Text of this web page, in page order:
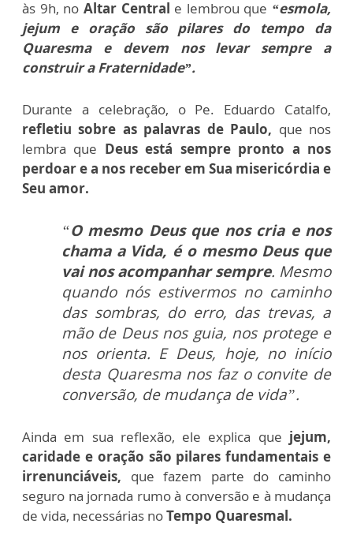
às 9h, no Altar Central e lembrou que “esmola,
jejum e oração são pilares do tempo da
Quaresma e devem nos levar sempre a
construir a Fraternidade”.
Durante a celebração, o Pe. Eduardo Catalfo,
refletiu sobre as palavras de Paulo, que nos
lembra que Deus está sempre pronto a nos
perdoar e a nos receber em Sua misericórdia e
Seu amor.
“O mesmo Deus que nos cria e nos
chama a Vida, é o mesmo Deus que
vai nos acompanhar sempre. Mesmo
quando nós estivermos no caminho
das sombras, do erro, das trevas, a
mão de Deus nos guia, nos protege e
nos orienta. E Deus, hoje, no início
desta Quaresma nos faz o convite de
conversão, de mudança de vida”.
Ainda em sua reflexão, ele explica que jejum,
caridade e oração são pilares fundamentais e
irrenunciáveis, que fazem parte do caminho
seguro na jornada rumo à conversão e à mudança
de vida, necessárias noTempo Quaresmal.